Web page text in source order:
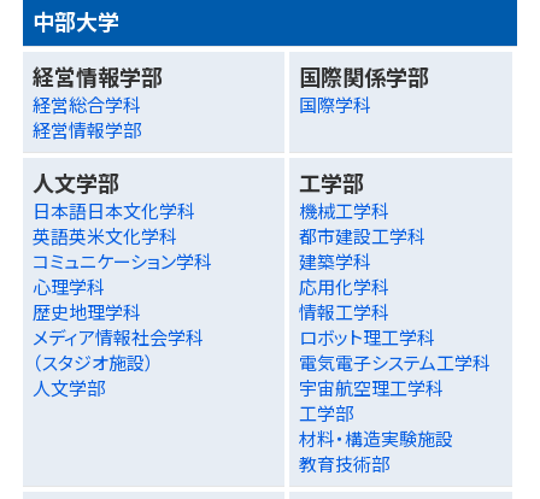
中部大学
経営情報学部
経営総合学科
経営情報学部
国際関係学部
国際学科
人文学部
日本語日本文化学科
英語英米文化学科
コミュニケーション学科
心理学科
歴史地理学科
メディア情報社会学科
（スタジオ施設）
人文学部
工学部
機械工学科
都市建設工学科
建築学科
応用化学科
情報工学科
ロボット理工学科
電気電子システム工学科
宇宙航空理工学科
工学部
材料・構造実験施設
教育技術部